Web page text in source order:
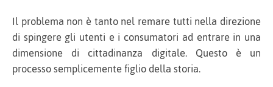
Il problema non è tanto nel remare tutti nella direzione
di spingere gli utenti e i consumatori ad entrare in una
dimensione di cittadinanza digitale. Questo è un
processo semplicemente figlio della storia.